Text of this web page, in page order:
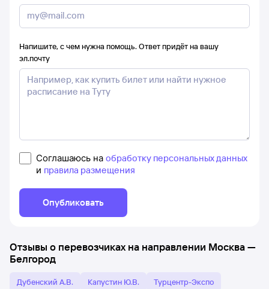
Напишите, с чем нужна помощь. Ответ придёт на вашу
эл.почту
Соглашаюсь на обработку персональных данных
и правила размещения
Опубликовать
Отзывы о перевозчиках на направлении Москва—
Белгород
Дубенский А.В. Капустин Ю.В.
Турцентр-Экспо